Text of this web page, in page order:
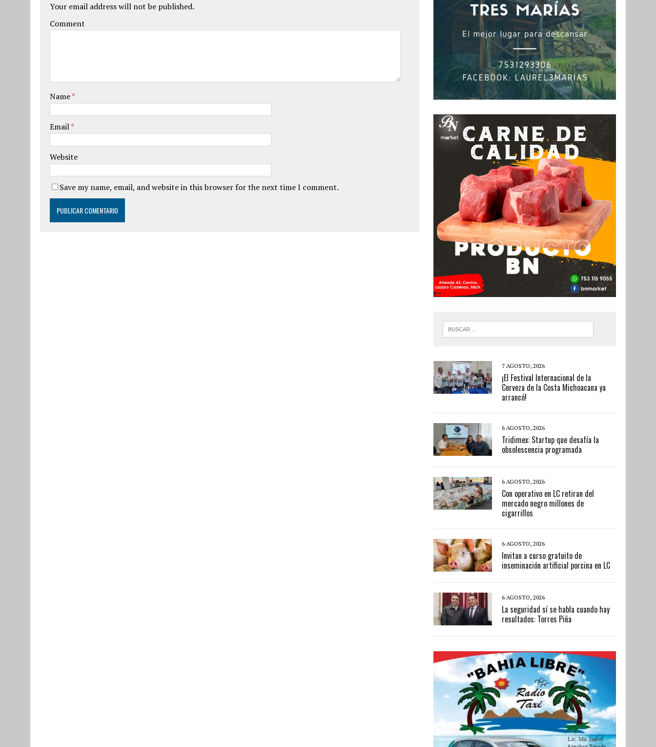
Your email address will not be published.
Comment
Name*
Email*
Website
Save my name, email, and website in this browser for the next time I comment.
7 AGOSTO, 2026
¡El Festival Internacional de la
Cerveza de la Costa Michoacana ya
arrancó!
6 AGOSTO, 2026
Tridimex: Startup que desafía la
obsolescencia programada
6 AGOSTO, 2026
Con operativo en LC retiran del
mercado negro millones de
cigarrillos
6 AGOSTO, 2026
Invitan a curso gratuito de
inseminación artificial porcina en LC
6 AGOSTO, 2026
La seguridad sí se habla cuando hay
resultados: Torres Piña